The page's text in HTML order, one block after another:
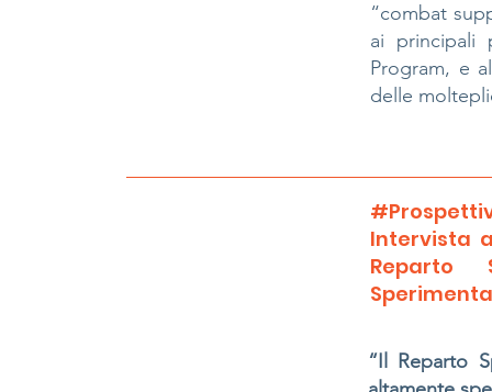
“combat
ai principali
Program, e
delle
Intervista
Reparto
“Il Reparto